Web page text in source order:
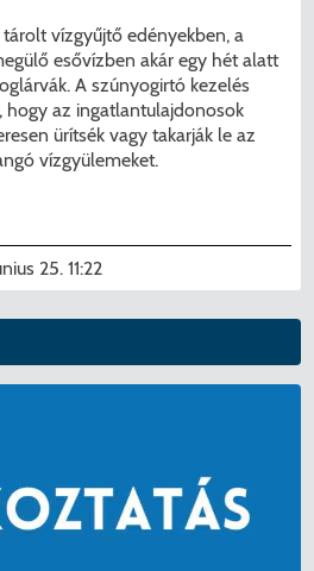
vízgyűjtő edényekben, a
esővízben akár egy hét alatt
A szúnyogirtó kezelés
hogy az ingatlantulajdonosok
ürítsék vagy takarják le az
vízgyülemeket.
25. 11:22